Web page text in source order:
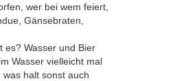
wer bei wem feiert,
Gänsebraten,
es? Wasser und Bier
Wasser vielleicht mal
halt sonst auch